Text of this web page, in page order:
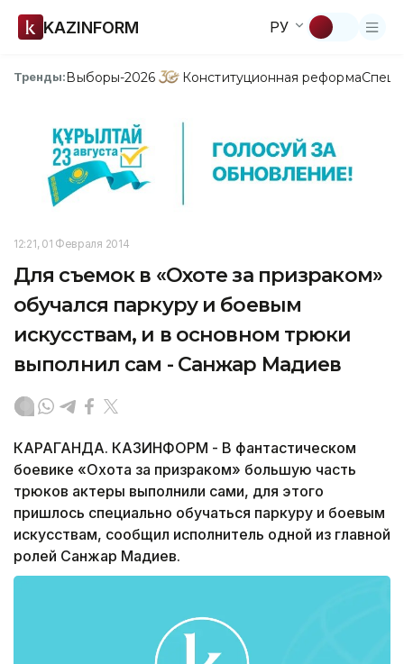
KAZINFORM РУ
Тренды:Выборы-2026 Конституционная реформа
12:21, 01 Февраля 2014
Для съемок в «Охоте за призраком»
обучался паркуру и боевым
искусствам, и в основном трюки
выполнил сам - Санжар Мадиев
КАРАГАНДА. КАЗИНФОРМ - В фантастическом
боевике «Охота за призраком» большую часть
трюков актеры выполнили сами, для этого
пришлось специально обучаться паркуру и боевым
искусствам, сообщил исполнитель одной из главной
ролей Санжар Мадиев.